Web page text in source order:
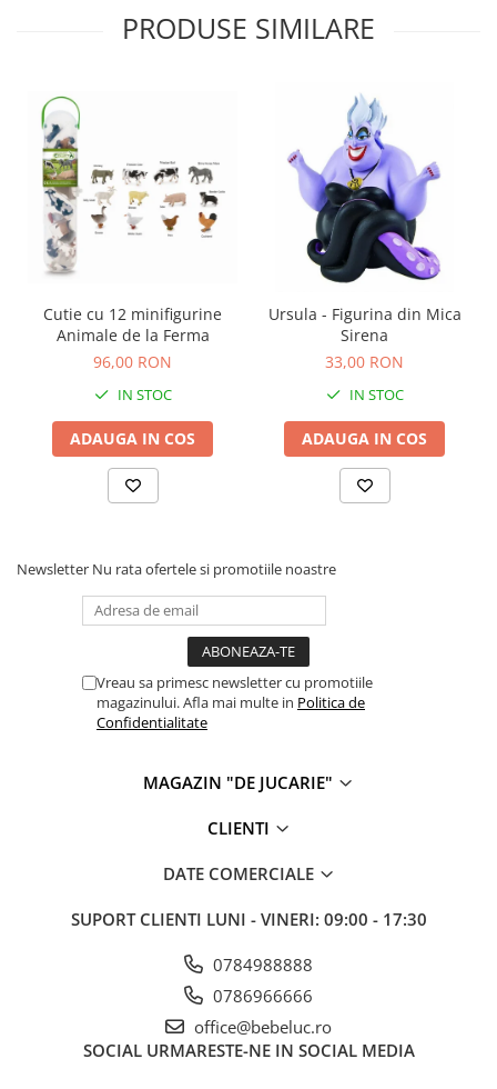
PRODUSE SIMILARE
Cutie cu 12 minifigurine
Animale de la Ferma
96,00 RON
IN STOC
ADAUGA IN COS
Ursula - Figurina din Mica
Sirena
33,00 RON
IN STOC
ADAUGA IN COS
Newsletter Nu rata ofertele si promotiile noastre
Vreau sa primesc newsletter cu promotiile
magazinului. Afla mai multe in Politica de
Confidentialitate
MAGAZIN "DE JUCARIE"
CLIENTI
DATE COMERCIALE
SUPORT CLIENTI LUNI - VINERI: 09:00 - 17:30
0784988888
0786966666
office@bebeluc.ro
SOCIAL URMARESTE-NE IN SOCIAL MEDIA